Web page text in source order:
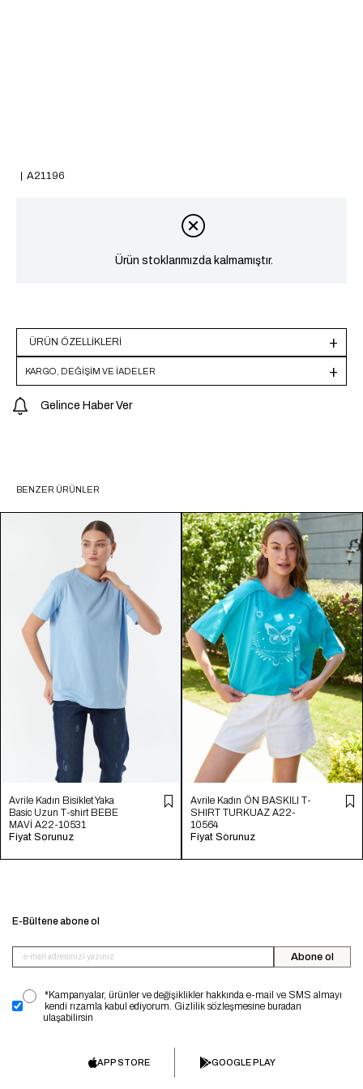
A21196
Ürün stoklarımızda kalmamıştır.
ÜRÜN ÖZELLIKLERI
KARGO, DEĞİŞİM VE İADELER
Gelince Haber Ver
BENZER ÜRÜNLER
Avrile Kadın Bisiklet Yaka
Basic Uzun T-shirt BEBE
MAVİ A22-10531
Fiyat Sorunuz
Avrile Kadın ÖN BASKILI T-
SHIRT TURKUAZ A22-
10564
Fiyat Sorunuz
E-Bültene abone ol
Abone ol
*Kampanyalar, ürünler ve değişiklikler hakkında e-mail ve SMS almayı
kendi rızamla kabul ediyorum. Gizlilik sözleşmesine buradan
ulaşabilirsin
APP STORE GOOGLE PLAY